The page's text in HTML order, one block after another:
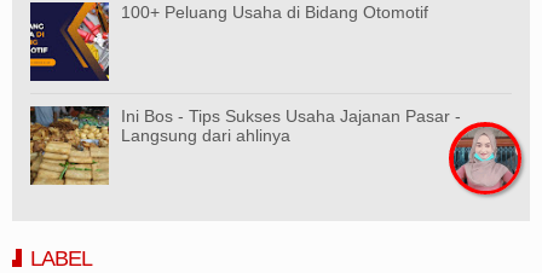
100+ Peluang Usaha di Bidang Otomotif
Ini Bos - Tips Sukses Usaha Jajanan Pasar -
Langsung dari ahlinya
LABEL